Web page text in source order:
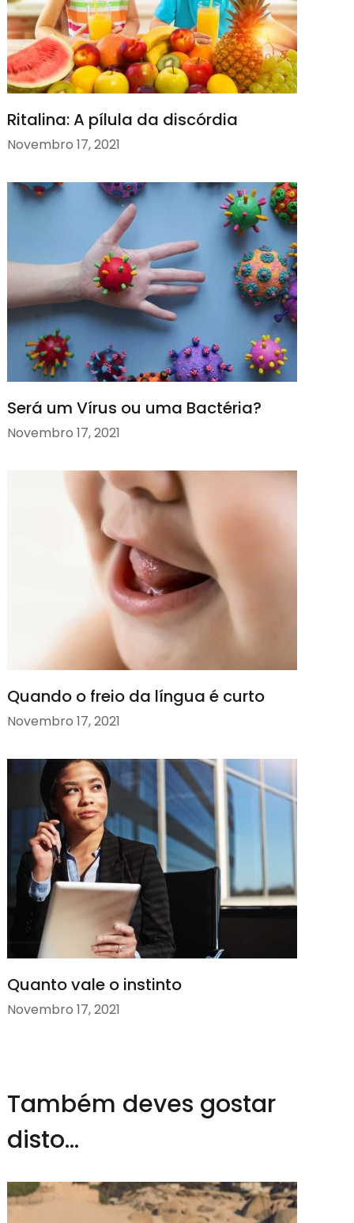
Ritalina: A pílula da discórdia
Novembro 17, 2021
Será um Vírus ou uma Bactéria?
Novembro 17, 2021
Quando o freio da língua é curto
Novembro 17, 2021
Quanto vale o instinto
Novembro 17, 2021
Também deves gostar
disto...